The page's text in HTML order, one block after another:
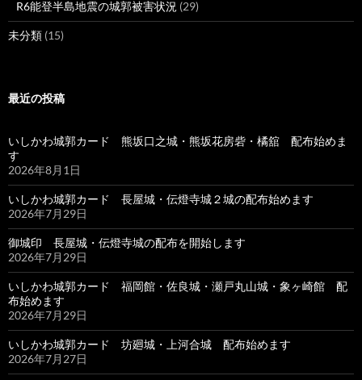
R6能登半島地震の城郭被害状況 (29)
未分類 (15)
最近の投稿
いしかわ城郭カード 熊坂口之城・熊坂花房砦・橘舘 配布始めま
す
2026年8月1日
いしかわ城郭カード 長屋城・伝燈寺城２城の配布始めます
2026年7月29日
御城印 長屋城・伝燈寺城の配布を開始します
2026年7月29日
いしかわ城郭カード 福岡館・佐良城・瀬戸丸山城・象ヶ崎館 配
布始めます
2026年7月29日
いしかわ城郭カード 坊廻城・上河合城 配布始めます
2026年7月27日